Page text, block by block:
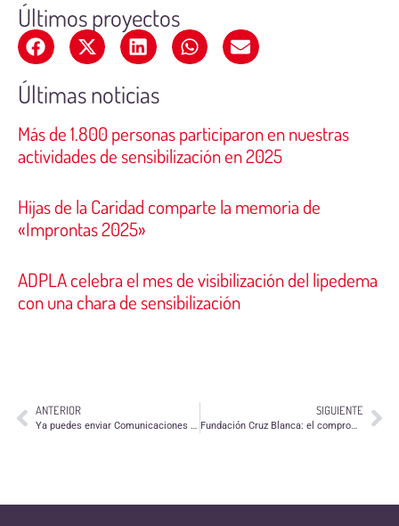
Últimos proyectos
Últimas noticias
Más de 1.800 personas participaron en nuestras
actividades de sensibilización en 2025
Hijas de la Caridad comparte la memoria de
«Improntas 2025»
ADPLA celebra el mes de visibilización del lipedema
con una chara de sensibilización
ANTERIOR
Ya puedes enviar Comunicaciones y Pósters para el XVIII Congreso Estatal de Voluntariado
SIGUIENTE
Fundación Cruz Blanca: el compromiso con unas fiestas saludables en Teruel